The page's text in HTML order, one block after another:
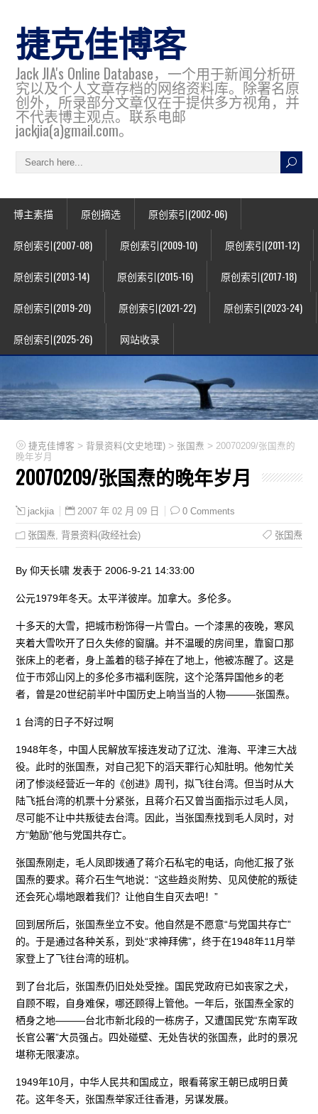
捷克佳博客
Jack JIA's Online Database，一个用于新闻分析研
究以及个人文章存档的网络资料库。除署名原
创外，所录部分文章仅在于提供多方视角，并
不代表博主观点。联系电邮
jackjia(a)gmail.com。
博主素描 原创摘选 原创索引(2002-06)
原创索引(2007-08) 原创索引(2009-10) 原创索引(2011-12)
原创索引(2013-14) 原创索引(2015-16) 原创索引(2017-18)
原创索引(2019-20) 原创索引(2021-22) 原创索引(2023-24)
原创索引(2025-26) 网站收录
捷克佳博客 > 背景资料(文史地理) > 张国焘 > 20070209/张国焘的
晚年岁月
20070209/张国焘的晚年岁月
jackjia 2007 年 02 月 09 日 0 Comments
张国焘 背景资料(政经社会) 张国焘
By 仰天长啸 发表于 2006-9-21 14:33:00
公元1979年冬天。太平洋彼岸。加拿大。多伦多。
十多天的大雪，把城市粉饰得一片雪白。一个漆黑的夜晚，寒风
夹着大雪吹开了日久失修的窗牖。并不温暖的房间里，靠窗口那
张床上的老者，身上盖着的毯子掉在了地上，他被冻醒了。这是
位于市郊山冈上的多伦多市福利医院，这个沦落异国他乡的老
者，曾是20世纪前半叶中国历史上响当当的人物———张国焘。
1 台湾的日子不好过啊
1948年冬，中国人民解放军接连发动了辽沈、淮海、平津三大战
役。此时的张国焘，对自己犯下的滔天罪行心知肚明。他匆忙关
闭了惨淡经营近一年的《创进》周刊，拟飞往台湾。但当时从大
陆飞抵台湾的机票十分紧张，且蒋介石又曾当面指示过毛人凤，
尽可能不让中共叛徒去台湾。因此，当张国焘找到毛人凤时，对
方“勉励”他与党国共存亡。
张国焘刚走，毛人凤即拨通了蒋介石私宅的电话，向他汇报了张
国焘的要求。蒋介石生气地说：“这些趋炎附势、见风使舵的叛徒
还会死心塌地跟着我们？让他自生自灭去吧！”
回到居所后，张国焘坐立不安。他自然是不愿意“与党国共存亡”
的。于是通过各种关系，到处“求神拜佛”，终于在1948年11月举
家登上了飞往台湾的班机。
到了台北后，张国焘仍旧处处受挫。国民党政府已如丧家之犬，
自顾不暇，自身难保，哪还顾得上管他。一年后，张国焘全家的
栖身之地———台北市新北段的一栋房子，又遭国民党“东南军政
长官公署”大员强占。四处碰壁、无处告状的张国焘，此时的景况
堪称无限凄凉。
1949年10月，中华人民共和国成立，眼看蒋家王朝已成明日黄
花。这年冬天，张国焘举家迁往香港，另谋发展。